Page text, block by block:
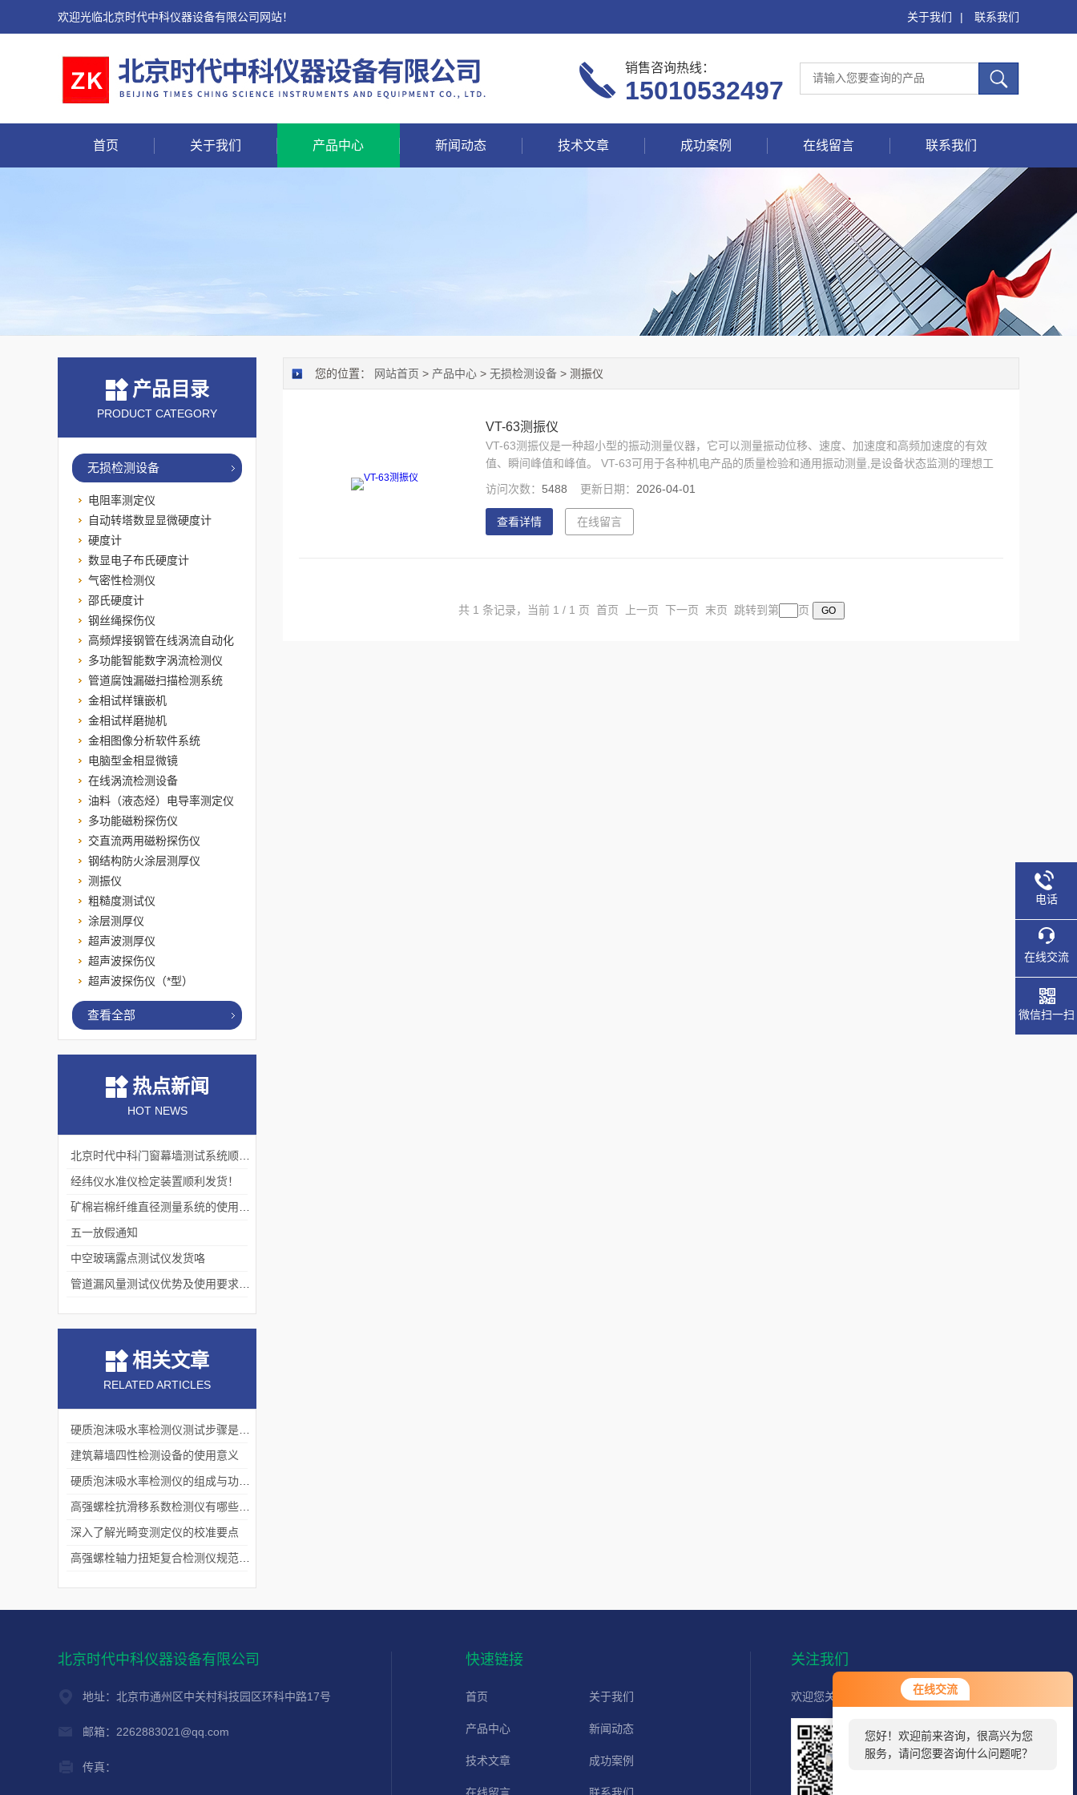
在线交流
您好！欢迎前来咨询，很高兴为您
服务，请问您要咨询什么问题呢？
欢迎光临北京时代中科仪器设备有限公司网站！ 关于我们 | 联系我们
销售咨询热线：
15010532497
首页 关于我们 产品中心 新闻动态 技术文章 成功案例 在线留言 联系我们
产品目录
PRODUCT CATEGORY
无损检测设备
电阻率测定仪
自动转塔数显显微硬度计
硬度计
数显电子布氏硬度计
气密性检测仪
邵氏硬度计
钢丝绳探伤仪
高频焊接钢管在线涡流自动化
检测系统
多功能智能数字涡流检测仪
管道腐蚀漏磁扫描检测系统
金相试样镶嵌机
金相试样磨抛机
金相图像分析软件系统
电脑型金相显微镜
在线涡流检测设备
油料（液态烃）电导率测定仪
多功能磁粉探伤仪
交直流两用磁粉探伤仪
钢结构防火涂层测厚仪
测振仪
粗糙度测试仪
涂层测厚仪
超声波测厚仪
超声波探伤仪
超声波探伤仪（*型）
查看全部
热点新闻
HOT NEWS
经纬仪水准仪检定装置顺利发货！
五一放假通知
中空玻璃露点测试仪发货咯
相关文章
RELATED ARTICLES
建筑幕墙四性检测设备的使用意义
深入了解光畸变测定仪的校准要点
您的位置： 网站首页 > 产品中心 > 无损检测设备 > 测振仪
VT-63测振仪
VT-63测振仪是一种超小型的振动测量仪器，它可以测量振动位移、速度、加速度和高频加速度的有效
值、瞬间峰值和峰值。 VT-63可用于各种机电产品的质量检验和通用振动测量,是设备状态监测的理想工
具。
访问次数： 5488 更新日期： 2026-04-01
查看详情 在线留言
共 1 条记录，当前 1 / 1 页 首页 上一页 下一页 末页 跳转到第 页
北京时代中科仪器设备有限公司
地址：北京市通州区中关村科技园区环科中路17号
邮箱：2262883021@qq.com
传真：
快速链接
首页 关于我们
产品中心 新闻动态
技术文章 成功案例
关注我们
欢迎您关注我们的微信公众号了解更多信息：
电话
在线交流
微信扫一扫